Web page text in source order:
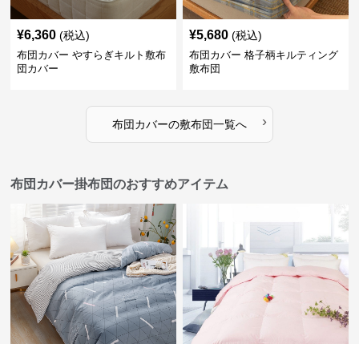
¥6,360 (税込)
布団カバー やすらぎキルト敷布
団カバー
¥5,680 (税込)
布団カバー 格子柄キルティング
敷布団
布団カバーの敷布団一覧へ ›
布団カバー掛布団のおすすめアイテム